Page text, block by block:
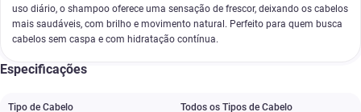
uso diário, o shampoo oferece uma sensação de frescor, deixando os cabelos
mais saudáveis, com brilho e movimento natural. Perfeito para quem busca
cabelos sem caspa e com hidratação contínua.
Especificações
Tipo de Cabelo Todos os Tipos de Cabelo